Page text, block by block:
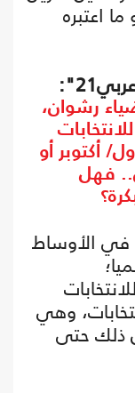
اعتبره
رشوان،
أكتوبر أو
فهل
في الأوساط
وهي
ذلك حتى